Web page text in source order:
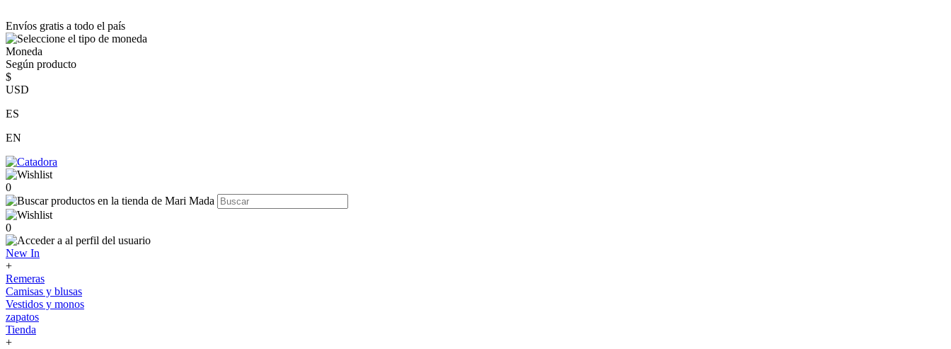
Envíos gratis a todo el país
Moneda
Según producto
$
USD
ES
EN
0
0
New In
+
Remeras
Camisas y blusas
Vestidos y monos
zapatos
Tienda
+